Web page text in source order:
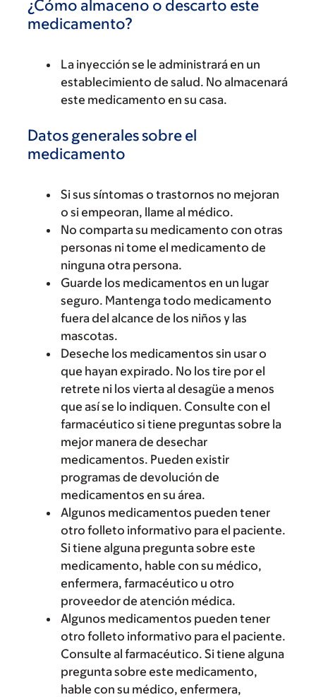
¿Cómo almaceno o descarto este
medicamento?
La inyección se le administrará en un
establecimiento de salud. No almacenará
este medicamento en su casa.
Datos generales sobre el
medicamento
Si sus síntomas o trastornos no mejoran
o si empeoran, llame al médico.
No comparta su medicamento con otras
personas ni tome el medicamento de
ninguna otra persona.
Guarde los medicamentos en un lugar
seguro. Mantenga todo medicamento
fuera del alcance de los niños y las
mascotas.
Deseche los medicamentos sin usar o
que hayan expirado. No los tire por el
retrete ni los vierta al desagüe a menos
que así se lo indiquen. Consulte con el
farmacéutico si tiene preguntas sobre la
mejor manera de desechar
medicamentos. Pueden existir
programas de devolución de
medicamentos en su área.
Algunos medicamentos pueden tener
otro folleto informativo para el paciente.
Si tiene alguna pregunta sobre este
medicamento, hable con su médico,
enfermera, farmacéutico u otro
proveedor de atención médica.
Algunos medicamentos pueden tener
otro folleto informativo para el paciente.
Consulte al farmacéutico. Si tiene alguna
pregunta sobre este medicamento,
hable con su médico, enfermera,